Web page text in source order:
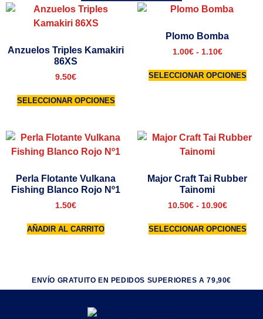
Anzuelos Triples Kamakiri
86XS
9.50€
SELECCIONAR OPCIONES
Plomo Bomba
1.00€ - 1.10€
SELECCIONAR OPCIONES
Perla Flotante Vulkana
Fishing Blanco Rojo Nº1
1.50€
AÑADIR AL CARRITO
Major Craft Tai Rubber
Tainomi
10.50€ - 10.90€
SELECCIONAR OPCIONES
ENVÍO GRATUITO EN PEDIDOS SUPERIORES A 79,90€